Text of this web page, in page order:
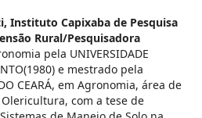
Instituto Capixaba de Pesquisa
Rural/Pesquisadora
pela UNIVERSIDADE
e mestrado pela
CEARÁ, em Agronomia, área de
com a tese de